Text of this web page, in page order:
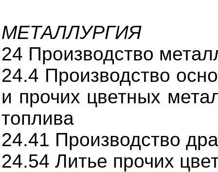
МЕТАЛЛУРГИЯ
24 Производство
24.4 Производство
и прочих цветных
топлива
24.41 Производство
24.54 Литье прочих